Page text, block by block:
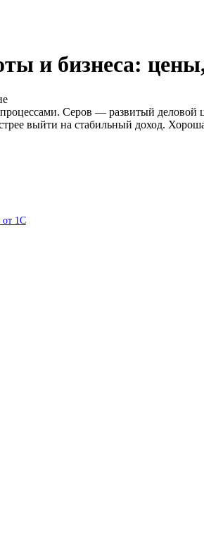
и бизнеса:
Серов — развитый деловой
выйти на стабильный доход.
от 1С